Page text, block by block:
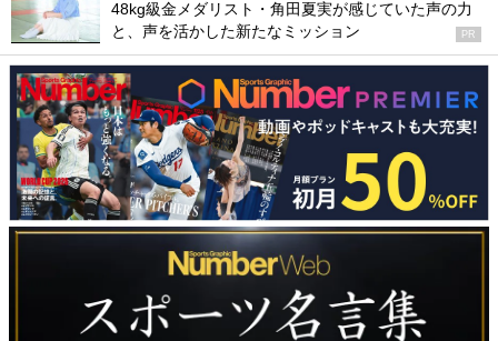
48kg級金メダリスト・角田夏実が感じていた声の力
と、声を活かした新たなミッション
PR